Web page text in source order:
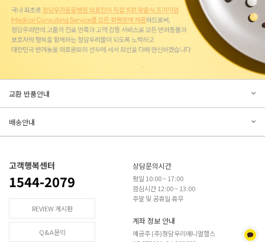
등록된 문의가 없습니다.
등록된 리뷰가 없습니다.
교환 반품안내
배송안내
고객행복센터
1544-2079
REVIEW 게시판
Q&A문의
상담문의시간
평일 10:00 ~ 17:00
점심시간 12:00 ~ 13:00
주말 및 공휴일 휴무
계좌 정보 안내
예금주 (주)청담우리애니멀헬스